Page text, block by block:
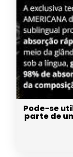
Pode-se
parte de